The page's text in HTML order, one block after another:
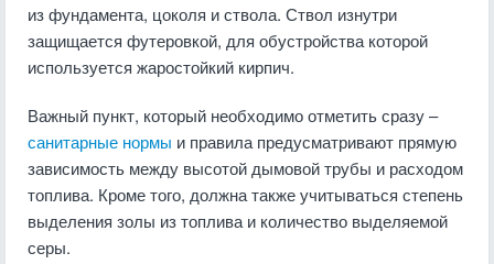
из фундамента, цоколя и ствола. Ствол изнутри
защищается футеровкой, для обустройства которой
используется жаростойкий кирпич.
Важный пункт, который необходимо отметить сразу –
санитарные нормы и правила предусматривают прямую
зависимость между высотой дымовой трубы и расходом
топлива. Кроме того, должна также учитываться степень
выделения золы из топлива и количество выделяемой
серы.